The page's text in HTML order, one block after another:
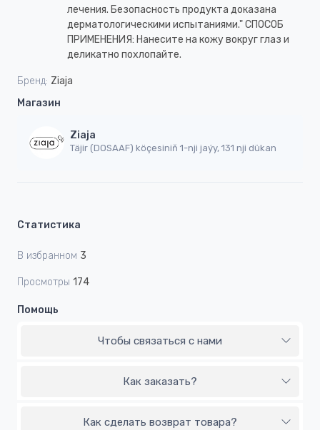
лечения. Безопасность продукта доказана
дерматологическими испытаниями." СПОСОБ
ПРИМЕНЕНИЯ: Нанесите на кожу вокруг глаз и
деликатно похлопайте.
Бренд: Ziaja
Магазин
Ziaja
Täjir (DOSAAF) köçesiniň 1-nji jaýy, 131 nji dükan
Статистика
В избранном 3
Просмотры 174
Помощь
Чтобы связаться с нами
Как заказать?
Как сделать возврат товара?